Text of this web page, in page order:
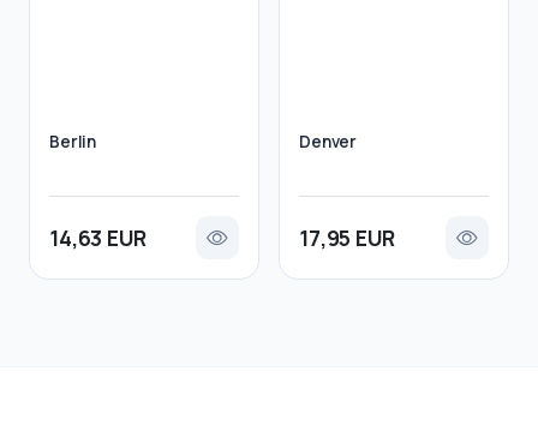
Berlin
14,63 EUR
Denver
17,95 EUR